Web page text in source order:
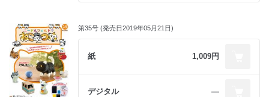
第35号 (発売日2019年05月21日)
紙 1,009円
デジタル ―